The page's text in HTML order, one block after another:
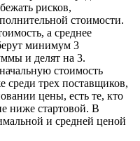
рисков,
стоимости.
а среднее
минимум 3
и делят на 3.
стоимость
среди трех поставщиков,
цены, есть те, кто
ниже стартовой. В
и средней ценой